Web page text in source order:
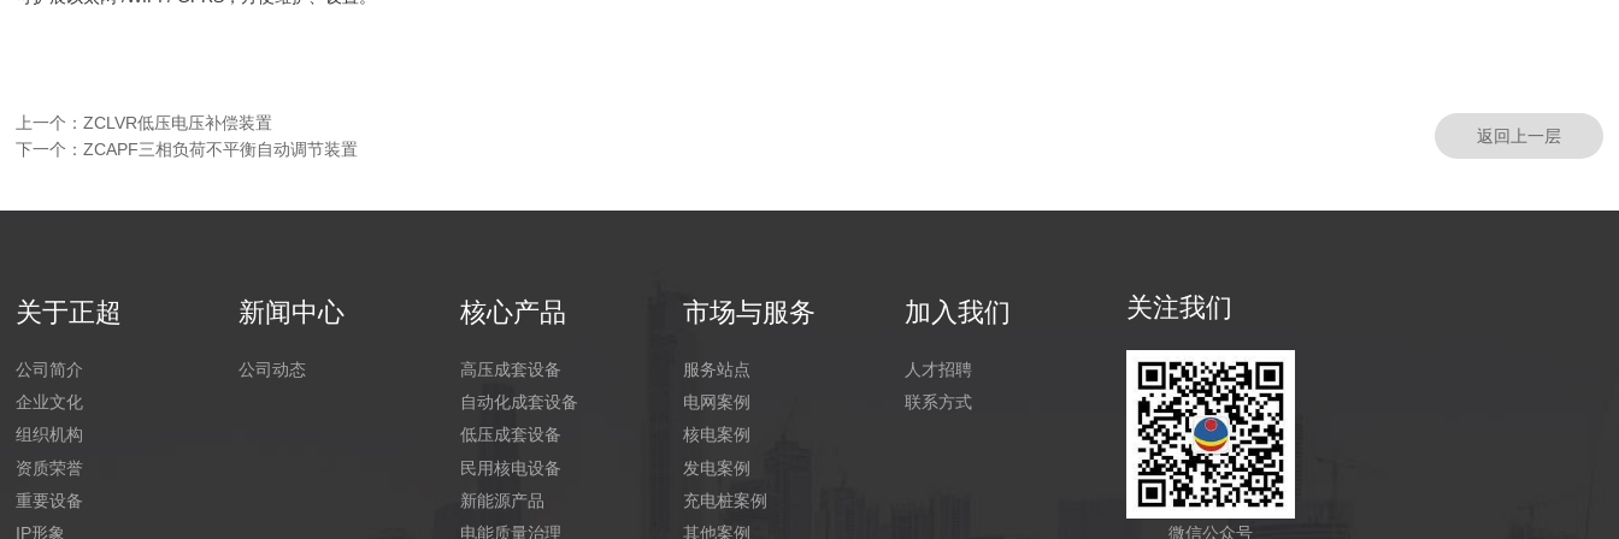
上一个：ZCLVR低压电压补偿装置
下一个：ZCAPF三相负荷不平衡自动调节装置
返回上一层
关于正超
公司简介
企业文化
组织机构
资质荣誉
重要设备
IP形象
新闻中心
公司动态
核心产品
高压成套设备
自动化成套设备
低压成套设备
民用核电设备
新能源产品
电能质量治理
市场与服务
服务站点
电网案例
核电案例
发电案例
充电桩案例
其他案例
加入我们
人才招聘
联系方式
关注我们
微信公众号